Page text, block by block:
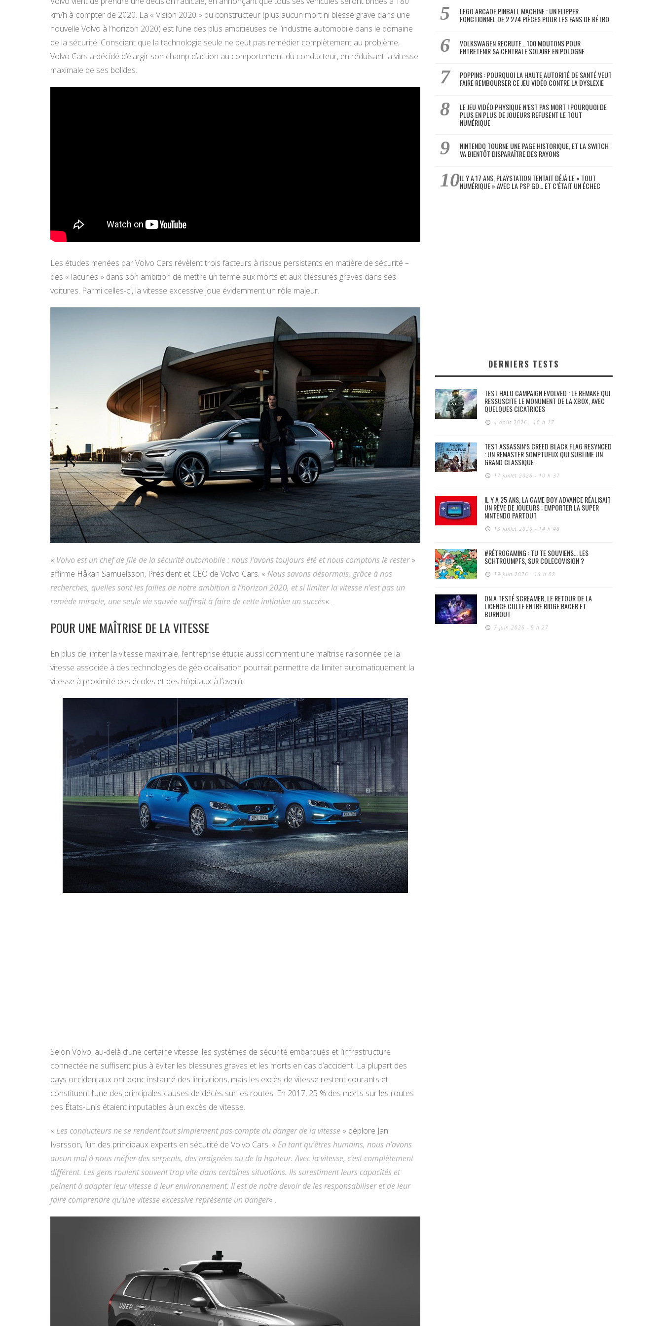
km/h à compter de 2020. La « Vision 2020 » du constructeur (plus aucun mort ni blessé grave dans une
nouvelle Volvo à l’horizon 2020) est l’une des plus ambitieuses de l’industrie automobile dans le domaine
de la sécurité. Conscient que la technologie seule ne peut pas remédier complètement au problème,
Volvo Cars a décidé d’élargir son champ d’action au comportement du conducteur, en réduisant la vitesse
maximale de ses bolides.
Les études menées par Volvo Cars révèlent trois facteurs à risque persistants en matière de sécurité –
des « lacunes » dans son ambition de mettre un terme aux morts et aux blessures graves dans ses
voitures. Parmi celles-ci, la vitesse excessive joue évidemment un rôle majeur.
« Volvo est un chef de file de la sécurité automobile : nous l’avons toujours été et nous comptons le rester»
affirme Håkan Samuelsson, Président et CEO de Volvo Cars. « Nous savons désormais, grâce à nos
recherches, quelles sont les failles de notre ambition à l’horizon 2020, et si limiter la vitesse n’est pas un
remède miracle, une seule vie sauvée suffirait à faire de cette initiative un succès« .
POUR UNE MAÎTRISE DE LA VITESSE
En plus de limiter la vitesse maximale, l’entreprise étudie aussi comment une maîtrise raisonnée de la
vitesse associée à des technologies de géolocalisation pourrait permettre de limiter automatiquement la
vitesse à proximité des écoles et des hôpitaux à l’avenir.
Selon Volvo, au-delà d’une certaine vitesse, les systèmes de sécurité embarqués et l’infrastructure
connectée ne suffisent plus à éviter les blessures graves et les morts en cas d’accident. La plupart des
pays occidentaux ont donc instauré des limitations, mais les excès de vitesse restent courants et
constituent l’une des principales causes de décès sur les routes. En 2017, 25 % des morts sur les routes
des États-Unis étaient imputables à un excès de vitesse.
« Les conducteurs ne se rendent tout simplement pas compte du danger de la vitesse » déplore Jan
Ivarsson, l’un des principaux experts en sécurité de Volvo Cars. « En tant qu’êtres humains, nous n’avons
aucun mal à nous méfier des serpents, des araignées ou de la hauteur. Avec la vitesse, c’est complètement
différent. Les gens roulent souvent trop vite dans certaines situations. Ils surestiment leurs capacités et
peinent à adapter leur vitesse à leur environnement. Il est de notre devoir de les responsabiliser et de leur
faire comprendre qu’une vitesse excessive représente un danger« .
LEGO ARCADE PINBALL MACHINE : UN FLIPPER
FONCTIONNEL DE 2 274 PIÈCES POUR LES FANS DE RÉTRO
VOLKSWAGEN RECRUTE… 100 MOUTONS POUR
ENTRETENIR SA CENTRALE SOLAIRE EN POLOGNE
POPPINS : POURQUOI LA HAUTE AUTORITÉ DE SANTÉ VEUT
FAIRE REMBOURSER CE JEU VIDÉO CONTRE LA DYSLEXIE
LE JEU VIDÉO PHYSIQUE N’EST PAS MORT ! POURQUOI DE
PLUS EN PLUS DE JOUEURS REFUSENT LE TOUT
NUMÉRIQUE
NINTENDO TOURNE UNE PAGE HISTORIQUE, ET LA SWITCH
VA BIENTÔT DISPARAÎTRE DES RAYONS
IL Y A 17 ANS, PLAYSTATION TENTAIT DÉJÀ LE « TOUT
NUMÉRIQUE » AVEC LA PSP GO… ET C’ÉTAIT UN ÉCHEC
DERNIERS TESTS
TEST HALO CAMPAIGN EVOLVED : LE REMAKE QUI
RESSUSCITE LE MONUMENT DE LA XBOX, AVEC
QUELQUES CICATRICES
4 août 2026 - 10 h 17
TEST ASSASSIN’S CREED BLACK FLAG RESYNCED
: UN REMASTER SOMPTUEUX QUI SUBLIME UN
GRAND CLASSIQUE
17 juillet 2026 - 10 h 37
IL Y A 25 ANS, LA GAME BOY ADVANCE RÉALISAIT
UN RÊVE DE JOUEURS : EMPORTER LA SUPER
NINTENDO PARTOUT
13 juillet 2026 - 14 h 48
#RÉTROGAMING : TU TE SOUVIENS… LES
SCHTROUMPFS, SUR COLECOVISION ?
19 juin 2026 - 19 h 02
ON A TESTÉ SCREAMER, LE RETOUR DE LA
LICENCE CULTE ENTRE RIDGE RACER ET
BURNOUT
7 juin 2026 - 9 h 27